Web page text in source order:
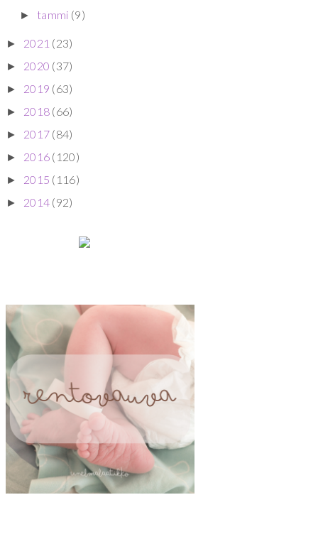
► tammi (9)
► 2021 (23)
► 2020 (37)
► 2019 (63)
► 2018 (66)
► 2017 (84)
► 2016 (120)
► 2015 (116)
► 2014 (92)